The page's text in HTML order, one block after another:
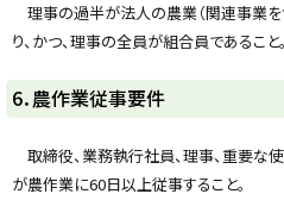
理事の過半が法人の農業（関連事業を
り、かつ、理事の全員が組合員であること。
ト
ッ
に
6．農作業従事要件
取締役、業務執行社員、理事、重要な
が農作業に60日以上従事すること。